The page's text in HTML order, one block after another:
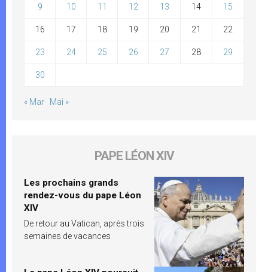
9 10 11 12 13 14 15
16 17 18 19 20 21 22
23 24 25 26 27 28 29
30
« Mar Mai »
PAPE LÉON XIV
Les prochains grands
rendez-vous du pape Léon
XIV
De retour au Vatican, après trois
semaines de vacances